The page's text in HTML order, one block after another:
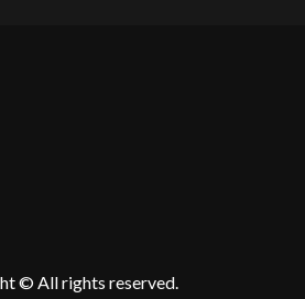
© All rights reserved.